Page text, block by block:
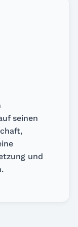
seinen
und